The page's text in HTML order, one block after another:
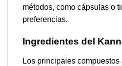
métodos, como cápsulas o
preferencias.
Ingredientes del
Los principales